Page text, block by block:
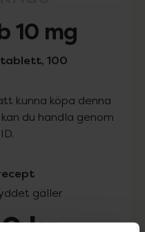
10 mg
100
kunna köpa denna
du handla genom
gäller